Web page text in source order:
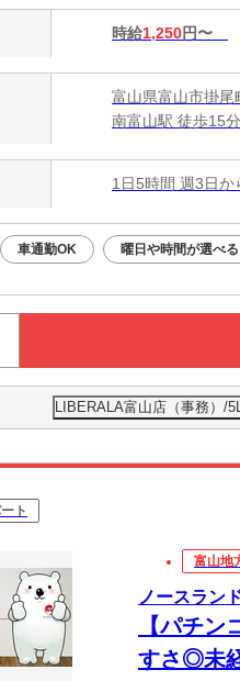
時給1,250円〜
富山県富山市掛尾
南富山駅 徒歩15
1日5時間 週3日か
車通勤OK 曜日や時間が選べる
LIBERALA富山店（事務）/
ト
富山地
ノースラン
【パチ
すさ◎未